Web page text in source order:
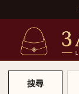
搜尋